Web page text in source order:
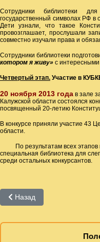
Сотрудники библиотеки
государственный символах РФ в
Дети узнали, что такое
провозглашает, прослушали
совместно изучали права и
Сотрудники библиотеки
котором я живу» с
Четвертый этап. Участие в
20 ноября 2013 года в зале
Калужской области состоялся
посвященный 20-летию
В конкурсе приняли участие 43
области.
По результатам всех этапов
специальная библиотека для
среди остальных конкурсантов.
Предыдущий:
Назад